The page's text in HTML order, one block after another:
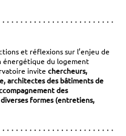
et réflexions sur l’enjeu de
énergétique du logement
invite chercheurs,
architectes des bâtiments de
des
formes (entretiens,